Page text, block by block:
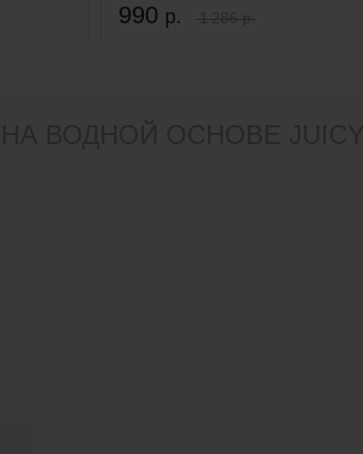
990 р. 1 286 р.